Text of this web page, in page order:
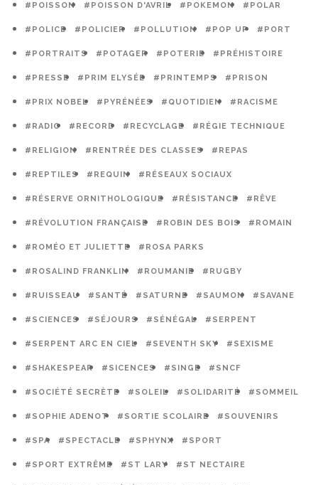
#POISSON #POISSON D'AVRIL #POKEMON #POLAR
#POLICE #POLICIER #POLLUTION #POP UP #PORT
#PORTRAITS #POTAGER #POTERIE #PRÉHISTOIRE
#PRESSE #PRIM ELYSÉE #PRINTEMPS #PRISON
#PRIX NOBEL #PYRÉNÉES #QUOTIDIEN #RACISME
#RADIO #RECORD #RECYCLAGE #RÉGIE TECHNIQUE
#RELIGION #RENTRÉE DES CLASSES #REPAS
#REPTILES #REQUIN #RÉSEAUX SOCIAUX
#RÉSERVE ORNITHOLOGIQUE #RÉSISTANCE #RÊVE
#RÉVOLUTION FRANÇAISE #ROBIN DES BOIS #ROMAIN
#ROMÉO ET JULIETTE #ROSA PARKS
#ROSALIND FRANKLIN #ROUMANIE #RUGBY
#RUISSEAU #SANTÉ #SATURNE #SAUMON #SAVANE
#SCIENCES #SÉJOURS #SÉNÉGAL #SERPENT
#SERPENT ARC EN CIEL #SEVENTH SKY #SEXISME
#SHAKESPEAR #SICENCES #SINGE #SNCF
#SOCIÉTÉ SECRÈTE #SOLEIL #SOLIDARITÉ #SOMMEIL
#SOPHIE ADENOT #SORTIE SCOLAIRE #SOUVENIRS
#SPA #SPECTACLE #SPHYNX #SPORT
#SPORT EXTRÊME #ST LARY #ST NECTAIRE